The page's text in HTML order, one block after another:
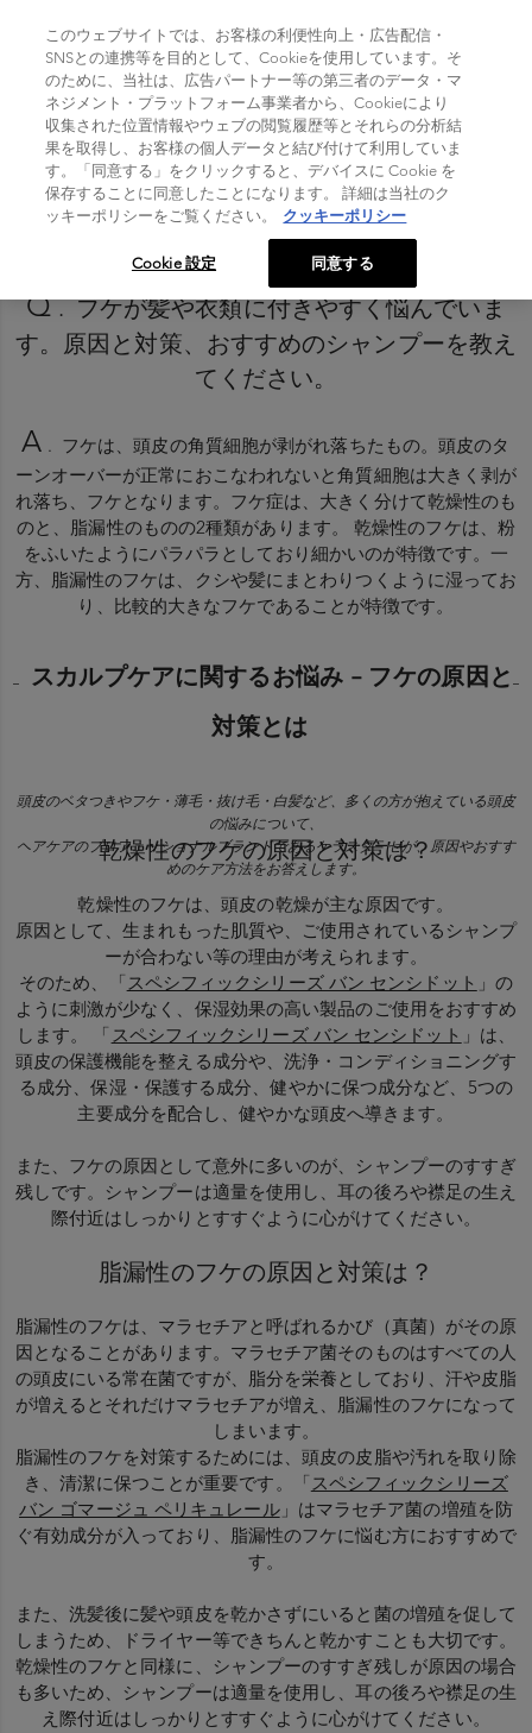
TOGGLE NAVIGATION
Home >
フケの原因と対策とは
Q. フケが髪や衣類に付きやすく悩んでいま
す。原因と対策、おすすめのシャンプーを教え
てください。
A . フケは、頭皮の角質細胞が剥がれ落ちたもの。頭皮のタ
ーンオーバーが正常におこなわれないと角質細胞は大きく剥が
れ落ち、フケとなります。フケ症は、大きく分けて乾燥性のも
のと、脂漏性のものの2種類があります。 乾燥性のフケは、粉
をふいたようにパラパラとしており細かいのが特徴です。一
方、脂漏性のフケは、クシや髪にまとわりつくように湿ってお
り、比較的大きなフケであることが特徴です。
スカルプケアに関するお悩み - フケの原因と
対策とは
頭皮のベタつきやフケ・薄毛・抜け毛・白髪など、多くの方が抱えている頭皮
の悩みについて、
ヘアケアのプロフェッショナルブランドであるケラスターゼが、原因やおすす
めのケア方法をお答えします。
乾燥性のフケの原因と対策は？
乾燥性のフケは、頭皮の乾燥が主な原因です。
原因として、生まれもった肌質や、ご使用されているシャンプ
ーが合わない等の理由が考えられます。
そのため、「スペシフィックシリーズ バン センシドット 」の
ように刺激が少なく、保湿効果の高い製品のご使用をおすすめ
します。 「 スペシフィックシリーズ バン センシドット 」は、
頭皮の保護機能を整える成分や、洗浄・コンディショニングす
る成分、保湿・保護する成分、健やかに保つ成分など、5つの
主要成分を配合し、健やかな頭皮へ導きます。
また、フケの原因として意外に多いのが、シャンプーのすすぎ
残しです。シャンプーは適量を使用し、耳の後ろや襟足の生え
際付近はしっかりとすすぐように心がけてください。
脂漏性のフケの原因と対策は？
脂漏性のフケは、マラセチアと呼ばれるかび（真菌）がその原
因となることがあります。マラセチア菌そのものはすべての人
の頭皮にいる常在菌ですが、脂分を栄養としており、汗や皮脂
が増えるとそれだけマラセチアが増え、脂漏性のフケになって
しまいます。
脂漏性のフケを対策するためには、頭皮の皮脂や汚れを取り除
き、清潔に保つことが重要です。「スペシフィックシリーズ
バン ゴマージュ ペリキュレール」はマラセチア菌の増殖を防
ぐ有効成分が入っており、脂漏性のフケに悩む方におすすめで
す。
また、洗髪後に髪や頭皮を乾かさずにいると菌の増殖を促して
しまうため、ドライヤー等できちんと乾かすことも大切です。
乾燥性のフケと同様に、シャンプーのすすぎ残しが原因の場合
も多いため、シャンプーは適量を使用し、耳の後ろや襟足の生
え際付近はしっかりとすすぐように心がけてください。
このウェブサイトでは、お客様の利便性向上・広告配信・
SNSとの連携等を目的として、Cookieを使用しています。そ
のために、当社は、広告パートナー等の第三者のデータ・マ
ネジメント・プラットフォーム事業者から、Cookieにより
収集された位置情報やウェブの閲覧履歴等とそれらの分析結
果を取得し、お客様の個人データと結び付けて利用していま
す。「同意する」をクリックすると、デバイスに Cookie を
保存することに同意したことになります。 詳細は当社のク
ッキーポリシーをご覧ください。
クッキーポリシー
Cookie 設定 同意する